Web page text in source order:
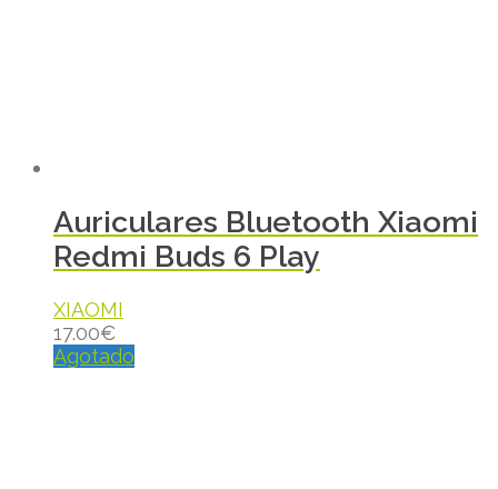
Auriculares Bluetooth Xiaomi
Redmi Buds 6 Play
XIAOMI
17.00€
Agotado